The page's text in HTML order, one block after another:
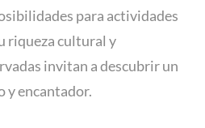
para actividades
riqueza cultural y
invitan a descubrir un
y encantador.